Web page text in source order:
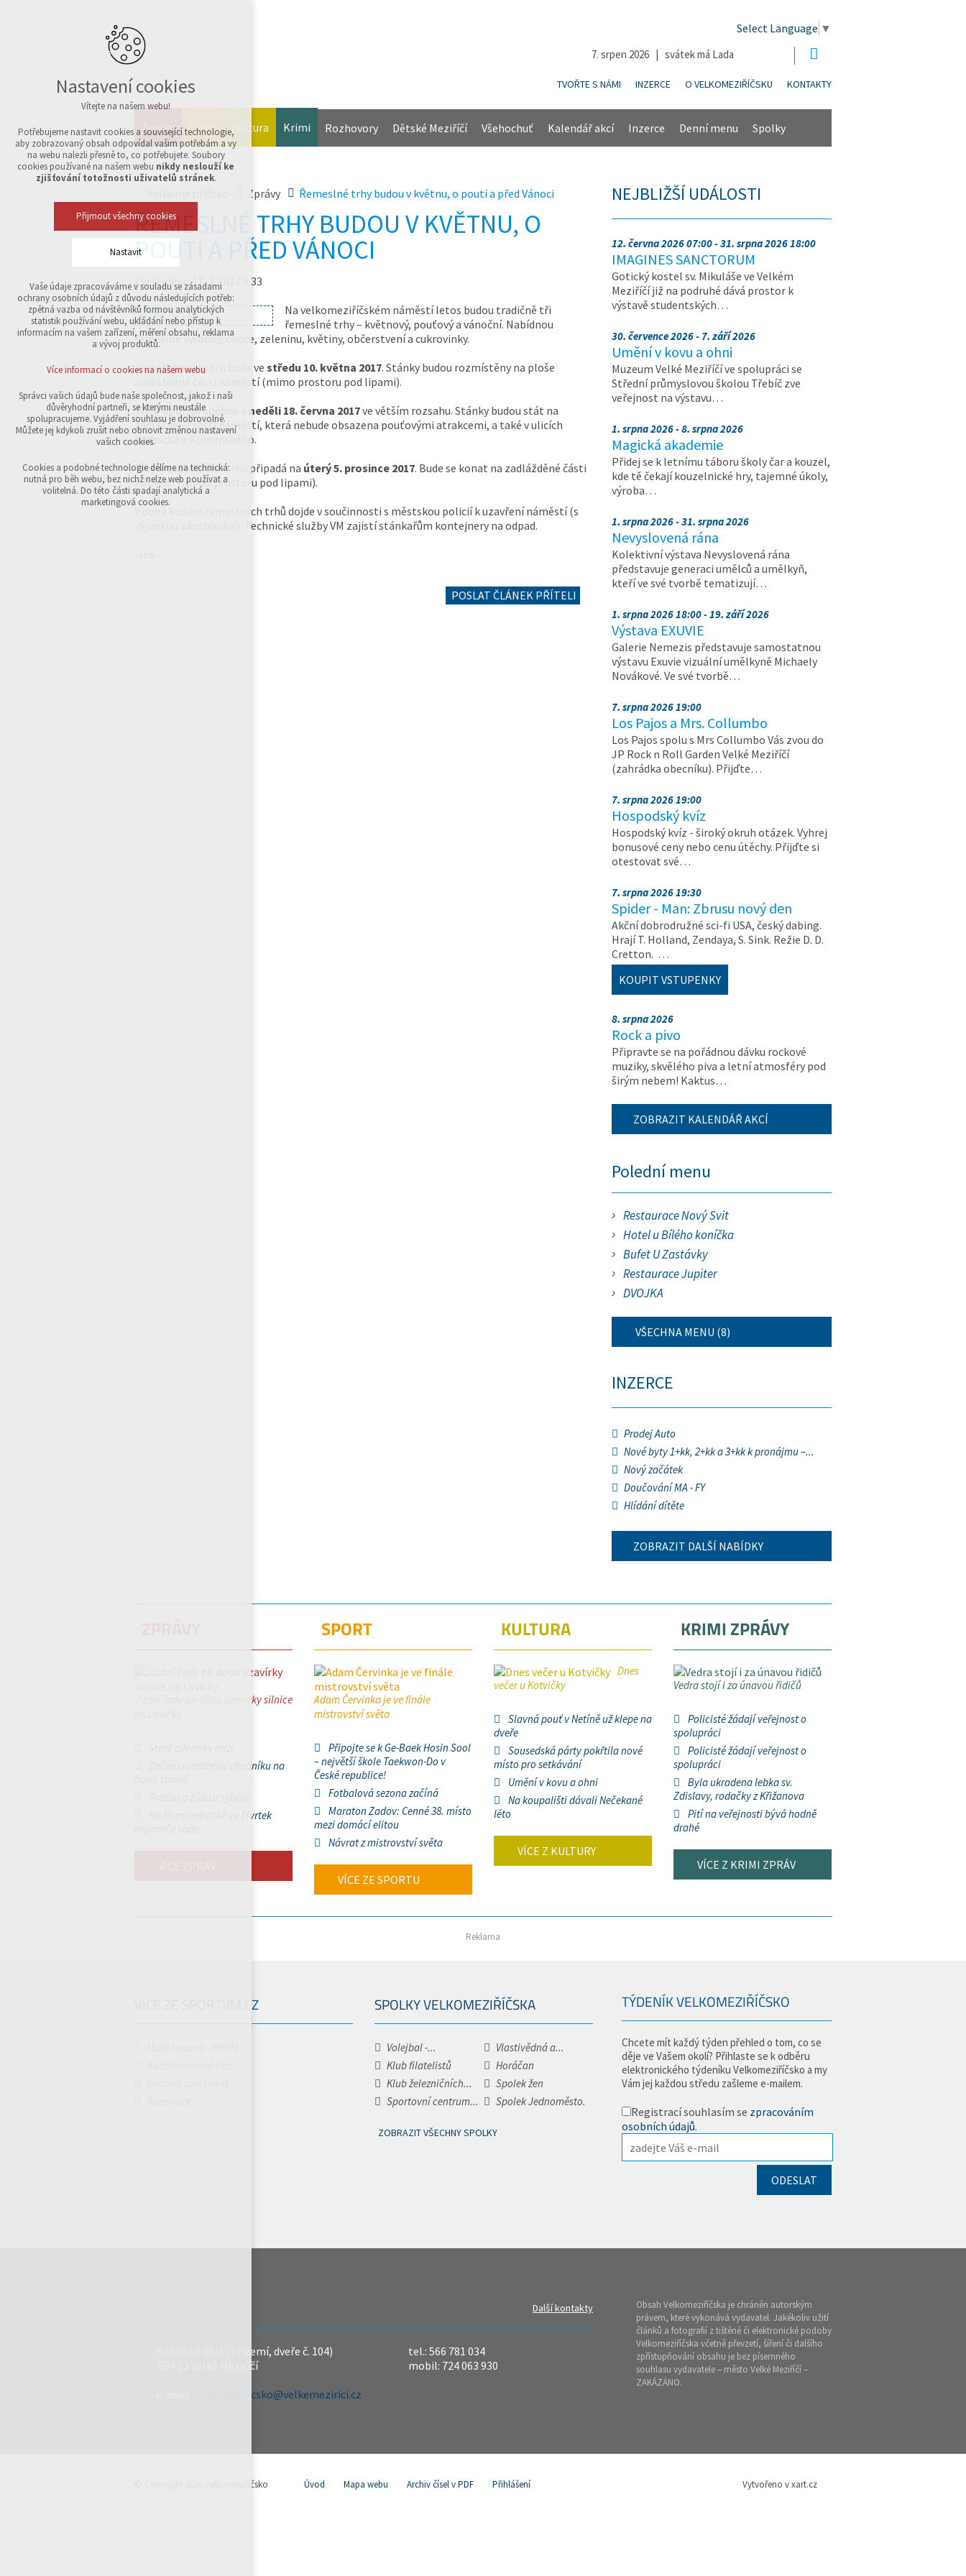
Select Language ▼
7. srpen 2026 | svátek má Lada
TVOŘTE S NÁMI INZERCE O VELKOMEZIŘÍČSKU KONTAKTY
Zprávy Sport Kultura Krimi Rozhovory Dětské Meziříčí Všehochuť Kalendář akcí Inzerce Denní menu Spolky
Zprávy Řemeslné trhy budou v květnu, o pouti a před Vánoci
ŘEMESLNÉ TRHY BUDOU V KVĚTNU, O
POUTI A PŘED VÁNOCI
Zveřejněno 17. 3. 2017 9:33
Na velkomeziříčském náměstí letos budou tradičně tři
řemeslné trhy – květnový, pouťový a vánoční. Nabídnou
řemeslné výrobky, ovoce, zeleninu, květiny, občerstvení a cukrovinky.
Jarní řemeslný trh bude ve středu 10. května 2017. Stánky budou rozmístěny na ploše
zadlážděné části náměstí (mimo prostoru pod lipami).
Trh o pouti proběhne v
neděli 18. června 2017ve větším rozsahu. Stánky budou stát na
zadlážděné části náměstí, která nebude obsazena pouťovými atrakcemi, a také v ulicích
Radnická a Komenského.
Termín vánočního trhu připadá na úterý 5. prosince 2017. Bude se konat na zadlážděné části
náměstí (mimo prostoru pod lipami).
V době konání řemeslných trhů dojde v součinnosti s městskou policií k uzavření náměstí (s
výjimkou zásobování). Technické služby VM zajistí stánkařům kontejnery na odpad.
POSLAT ČLÁNEK PŘÍTELI
NEJBLIŽŠÍ UDÁLOSTI
12. června 2026 07:00 - 31. srpna 2026 18:00
IMAGINES SANCTORUM
Gotický kostel sv. Mikuláše ve Velkém
Meziříčí již na podruhé dává prostor k
výstavě studentských…
30. července 2026 - 7. září 2026
Umění v kovu a ohni
Muzeum Velké Meziříčí ve spolupráci se
Střední průmyslovou školou Třebíč zve
veřejnost na výstavu…
1. srpna 2026 - 8. srpna 2026
Magická akademie
Přidej se k letnímu táboru školy čar a kouzel,
kde tě čekají kouzelnické hry, tajemné úkoly,
výroba…
1. srpna 2026 - 31. srpna 2026
Nevyslovená rána
Kolektivní výstava Nevyslovená rána
představuje generaci umělců a umělkyň,
kteří ve své tvorbě tematizují…
1. srpna 2026 18:00 - 19. září 2026
Výstava EXUVIE
Galerie Nemezis představuje samostatnou
výstavu Exuvie vizuální umělkyně Michaely
Novákové. Ve své tvorbě…
7. srpna 2026 19:00
Los Pajos a Mrs. Collumbo
Los Pajos spolu s Mrs Collumbo Vás zvou do
JP Rock n Roll Garden Velké Meziříčí
(zahrádka obecníku). Přijďte…
7. srpna 2026 19:00
Hospodský kvíz
Hospodský kvíz - široký okruh otázek. Vyhrej
bonusové ceny nebo cenu útěchy. Přijďte si
otestovat své…
7. srpna 2026 19:30
Spider - Man: Zbrusu nový den
Akční dobrodružné sci-fi USA, český dabing.
Hrají T. Holland, Zendaya, S. Sink. Režie D. D.
Cretton. …
KOUPIT VSTUPENKY
8. srpna 2026
Rock a pivo
Připravte se na pořádnou dávku rockové
muziky, skvělého piva a letní atmosféry pod
širým nebem! Kaktus…
ZOBRAZIT KALENDÁŘ AKCÍ
Polední menu
Restaurace Nový Svit
Hotel u Bílého koníčka
Bufet U Zastávky
Restaurace Jupiter
DVOJKA
VŠECHNA MENU (8)
INZERCE
Prodej Auto
Nové byty 1+kk, 2+kk a 3+kk k pronájmu –...
Nový začátek
Doučování MA - FY
Hlídání dítěte
ZOBRAZIT DALŠÍ NABÍDKY
Jízdní řady po dobu uzavírky silnice
Začíná rozebírání chodníku na
Na Hornoměstské ve čtvrtek
SPORT
Adam Červinka je ve finále
mistrovství světa
Připojte se k Ge-Baek Hosin Sool
– největší škole Taekwon-Do v
České republice!
Fotbalová sezona začíná
Maraton Zadov: Cenné 38. místo
mezi domácí elitou
Návrat z mistrovství světa
VÍCE ZE SPORTU
KULTURA
Dnes
večer u Kotvičky
Slavná pouť v Netíně už klepe na
dveře
Sousedská párty pokřtila nové
místo pro setkávání
Umění v kovu a ohni
Na koupališti dávali Nečekané
léto
VÍCE Z KULTURY
KRIMI ZPRÁVY
Vedra stojí i za únavou řidičů
Policisté žádají veřejnost o
spolupráci
Policisté žádají veřejnost o
spolupráci
Byla ukradena lebka sv.
Zdislavy, rodačky z Křižanova
Pití na veřejnosti bývá hodně
drahé
VÍCE Z KRIMI ZPRÁV
Reklama
VÍCE ZE SPORTVM.CZ SPOLKY VELKOMEZIŘÍČSKA
Volejbal -...
Vlastivědná a...
Klub filatelistů
Horáčan
Klub železničních...
Spolek žen
Sportovní centrum...
Spolek Jednoměsto.
ZOBRAZIT VŠECHNY SPOLKY
TÝDENÍK VELKOMEZIŘÍČSKO
Chcete mít každý týden přehled o tom, co se
děje ve Vašem okolí? Přihlaste se k odběru
elektronického týdeníku Velkomeziříčsko a my
Vám jej každou středu zašleme e-mailem.
Registrací souhlasím se zpracováním
osobních údajů.
Další kontakty
Radnická 29/1 (přízemí, dveře č. 104)
594 13 Velké Meziříčí
velkomeziricsko@velkemezirici.cz
tel.: 566 781 034
mobil: 724 063 930
Obsah Velkomeziříčska je chráněn autorským
právem, které vykonává vydavatel. Jakékoliv užití
článků a fotografií z tištěné či elektronické podoby
Velkomeziříčska včetně převzetí, šíření či dalšího
zpřístupňování obsahu je bez písemného
souhlasu vydavatele – město Velké Meziříčí –
ZAKÁZÁNO.
© Copyright 2026 Velkomeziříčsko Úvod Mapa webu Archiv čísel v PDF Přihlášení Vytvořeno v xart.cz
Nastavení cookies
Vítejte na našem webu!
Potřebujeme nastavit cookies a související technologie,
aby zobrazovaný obsah odpovídal vašim potřebám a vy
na webu nalezli přesně to, co potřebujete. Soubory
cookies používané na našem webu nikdy neslouží ke
zjišťování totožnosti uživatelů stránek.
Přijmout všechny cookies
Nastavit
Technická cookies
nutná pro provozování webu
udržení kontextu stránek (session): případná
přihlášení, volby jazyka, apod.
analytická pro anonymizované vyhodnocení
návštěvnosti
marketingová cookies (Google,Sklik)
Více informací o cookies na našem webu
Přijmout všechny cookies
Odmítnout vše
Vaše údaje zpracováváme v souladu se zásadami
ochrany osobních údajů z důvodu následujících potřeb:
zpětná vazba od návštěvníků formou analytických
statistik používání webu, ukládání nebo přístup k
informacím na vašem zařízení, měření obsahu, reklama
a vývoj produktů.
Více informací o cookies na našem webu
Správci vašich údajů bude naše společnost, jakož i naši
důvěryhodní partneři, se kterými neustále
spolupracujeme. Vyjádření souhlasu je dobrovolné.
Můžete jej kdykoli zrušit nebo obnovit změnou nastavení
vašich cookies.
Cookies a podobné technologie dělíme na technická:
nutná pro běh webu, bez nichž nelze web používat a
volitelná. Do této části spadají analytická a
marketingová cookies.